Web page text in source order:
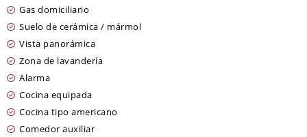
Gas domiciliario
Suelo de cerámica / mármol
Vista panorámica
Zona de lavandería
Alarma
Cocina equipada
Cocina tipo americano
Comedor auxiliar